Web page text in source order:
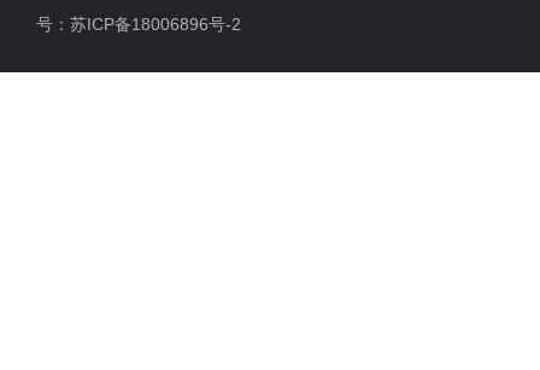
号： 苏ICP备18006896号-2